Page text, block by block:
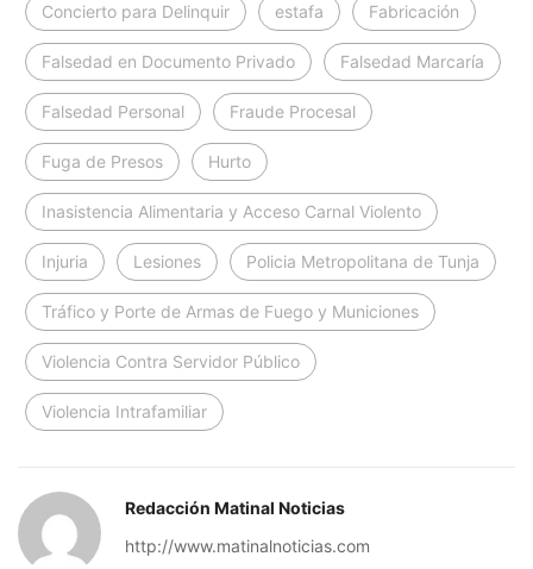
Concierto para Delinquir estafa Fabricación
Falsedad en Documento Privado Falsedad Marcaría
Falsedad Personal Fraude Procesal
Fuga de Presos Hurto
Inasistencia Alimentaria y Acceso Carnal Violento
Injuria Lesiones Policia Metropolitana de Tunja
Tráfico y Porte de Armas de Fuego y Municiones
Violencia Contra Servidor Público
Violencia Intrafamiliar
Redacción Matinal Noticias
http://www.matinalnoticias.com